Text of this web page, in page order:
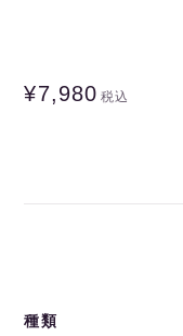
¥7,980 税込
種類